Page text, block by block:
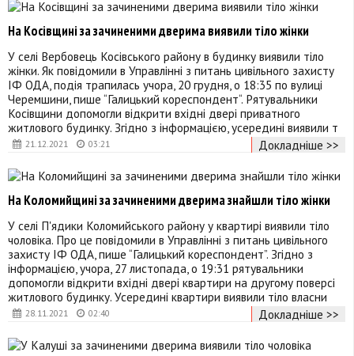
21.12.2021 03:21
На Косівщині за зачиненими дверима виявили тіло жінки
У селі Вербовець Косівського району в будинку виявили тіло
жінки. Як повідомили в Управлінні з питань цивільного захисту
ІФ ОДА, подія трапилась учора, 20 грудня, о 18:35 по вулиці
Черемшини, пише “Галицький кореспондент“. Рятувальники
Косівщини допомогли відкрити вхідні двері приватного
житлового будинку. Згідно з інформацією, усередині виявили т
Докладніше >>
28.11.2021 02:40
На Коломийщині за зачиненими дверима знайшли тіло жінки
У селі П'ядики Коломийського району у квартирі виявили тіло
чоловіка. Про це повідомили в Управлінні з питань цивільного
захисту ІФ ОДА, пише “Галицький кореспондент”. Згідно з
інформацією, учора, 27 листопада, о 19:31 рятувальники
допомогли відкрити вхідні двері квартири на другому поверсі
житлового будинку. Усередині квартири виявили тіло власни
Докладніше >>